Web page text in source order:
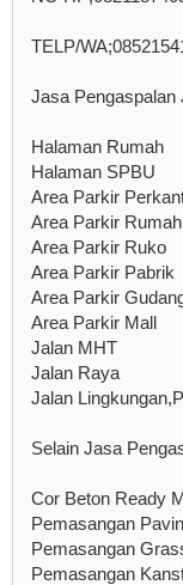
TELP/
Jasa Pengaspalan
Halaman Rumah
Halaman SPBU
Area Parkir
Area Parkir
Area Parkir Ruko
Area Parkir Pabrik
Area Parkir
Area Parkir Mall
Jalan MHT
Jalan Raya
Jalan
Selain Jasa
Cor Beton Ready
Pemasangan
Pemasangan
Pemasangan